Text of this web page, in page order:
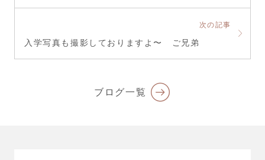
次の記事
入学写真も撮影しておりますよ〜 ご兄弟
ブログ一覧